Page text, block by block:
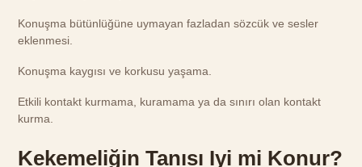
Konuşma bütünlüğüne uymayan fazladan sözcük ve sesler
eklenmesi.
Konuşma kaygısı ve korkusu yaşama.
Etkili kontakt kurmama, kuramama ya da sınırı olan kontakt
kurma.
Kekemeliğin Tanısı Iyi mi Konur?